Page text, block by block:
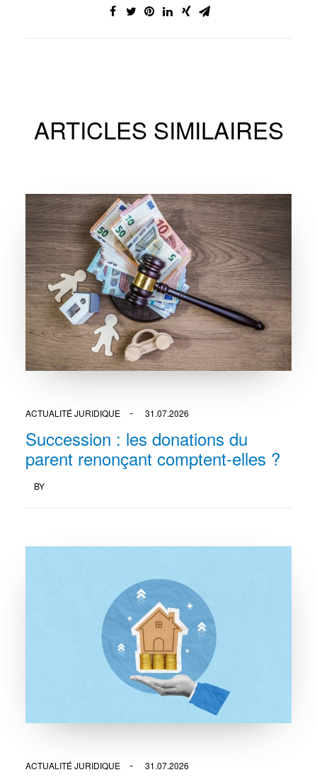
ARTICLES SIMILAIRES
ACTUALITÉ JURIDIQUE 31.07.2026
Succession : les donations du
parent renonçant comptent-elles ?
BY
ACTUALITÉ JURIDIQUE 31.07.2026